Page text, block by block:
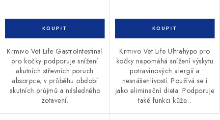
Krmivo Vet Life GastroIntestinal
pro kočky podporuje snížení
akutních střevních poruch
absorpce, v průběhu období
akutních průjmů a následného
zotavení.
Krmivo Vet Life Ultrahypo pro
kočky napomáhá snížení výskytu
potravinových alergií a
nesnášenlivostí. Používá se i
jako eliminační dieta. Podporuje
také funkci kůže...